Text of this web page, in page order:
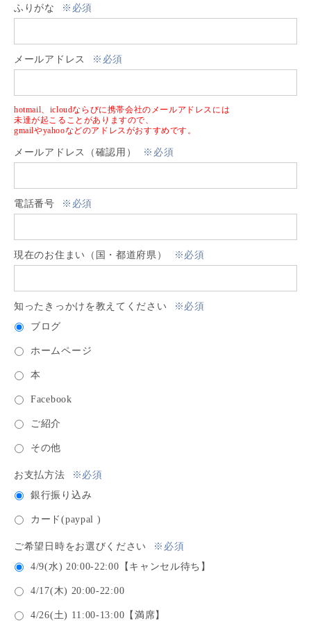
ふりがな ※必須
メールアドレス ※必須
hotmail、icloudならびに携帯会社のメールアドレスには
未達が起こることがありますので、
gmailやyahooなどのアドレスがおすすめです。
メールアドレス（確認用） ※必須
電話番号 ※必須
現在のお住まい（国・都道府県） ※必須
知ったきっかけを教えてください
※必須
ブログ
ホームページ
本
Facebook
ご紹介
その他
お支払方法
※必須
銀行振り込み
カード(paypal )
ご希望日時をお選びください
※必須
4/9(水) 20:00-22:00【キャンセル待ち】
4/17(木) 20:00-22:00
4/26(土) 11:00-13:00【満席】